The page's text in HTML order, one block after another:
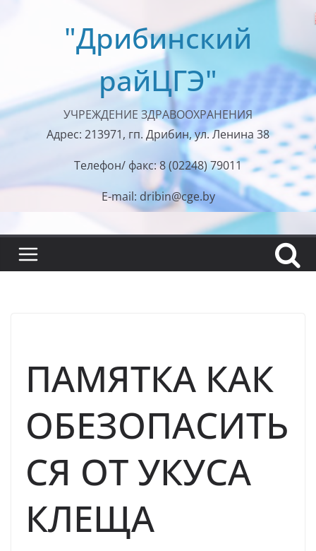
содержимому"Дрибинский
райЦГЭ"
УЧРЕЖДЕНИЕ ЗДРАВООХРАНЕНИЯ
Адрес: 213971, гп. Дрибин, ул. Ленина 38
Телефон/ факс: 8 (02248) 79011
E-mail: dribin@cge.by
ПАМЯТКА КАК
ОБЕЗОПАСИТЬ
СЯ ОТ УКУСА
КЛЕЩА